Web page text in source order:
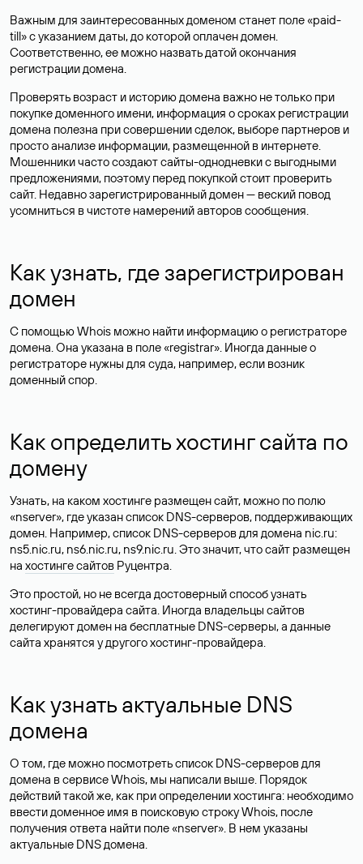
Важным для заинтересованных доменом станет поле «paid-
till» с указанием даты, до которой оплачен домен.
Соответственно, ее можно назвать датой окончания
регистрации домена.
Проверять возраст и историю домена важно не только при
покупке доменного имени, информация о сроках регистрации
домена полезна при совершении сделок, выборе партнеров и
просто анализе информации, размещенной в интернете.
Мошенники часто создают сайты-однодневки с выгодными
предложениями, поэтому перед покупкой стоит проверить
сайт. Недавно зарегистрированный домен — веский повод
усомниться в чистоте намерений авторов сообщения.
Как узнать, где зарегистрирован
домен
С помощью Whois можно найти информацию о регистраторе
домена. Она указана в поле «registrar». Иногда данные о
регистраторе нужны для суда, например, если возник
доменный спор.
Как определить хостинг сайта по
домену
Узнать, на каком хостинге размещен сайт, можно по полю
«nserver», где указан список DNS-серверов, поддерживающих
домен. Например, список DNS-серверов для домена nic.ru:
ns5.nic.ru, ns6.nic.ru, ns9.nic.ru. Это значит, что сайт размещен
на хостинге сайтов Руцентра.
Это простой, но не всегда достоверный способ узнать
хостинг-провайдера сайта. Иногда владельцы сайтов
делегируют домен на бесплатные DNS-серверы, а данные
сайта хранятся у другого хостинг-провайдера.
Как узнать актуальные DNS
домена
О том, где можно посмотреть список DNS-серверов для
домена в сервисе Whois, мы написали выше. Порядок
действий такой же, как при определении хостинга: необходимо
ввести доменное имя в поисковую строку Whois, после
получения ответа найти поле «nserver». В нем указаны
актуальные DNS домена.